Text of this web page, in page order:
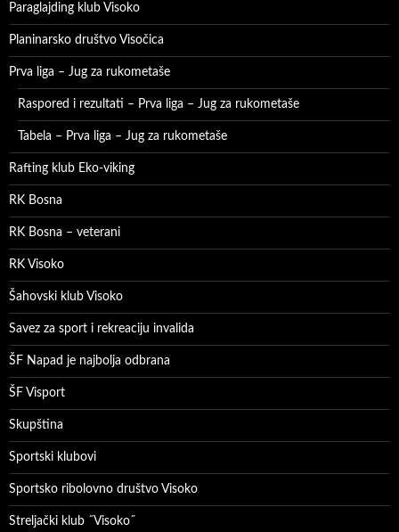
Paraglajding klub Visoko
Planinarsko društvo Visočica
Prva liga – Jug za rukometaše
Raspored i rezultati – Prva liga – Jug za rukometaše
Tabela – Prva liga – Jug za rukometaše
Rafting klub Eko-viking
RK Bosna
RK Bosna – veterani
RK Visoko
Šahovski klub Visoko
Savez za sport i rekreaciju invalida
ŠF Napad je najbolja odbrana
ŠF Visport
Skupština
Sportski klubovi
Sportsko ribolovno društvo Visoko
Streljački klub ˝Visoko˝